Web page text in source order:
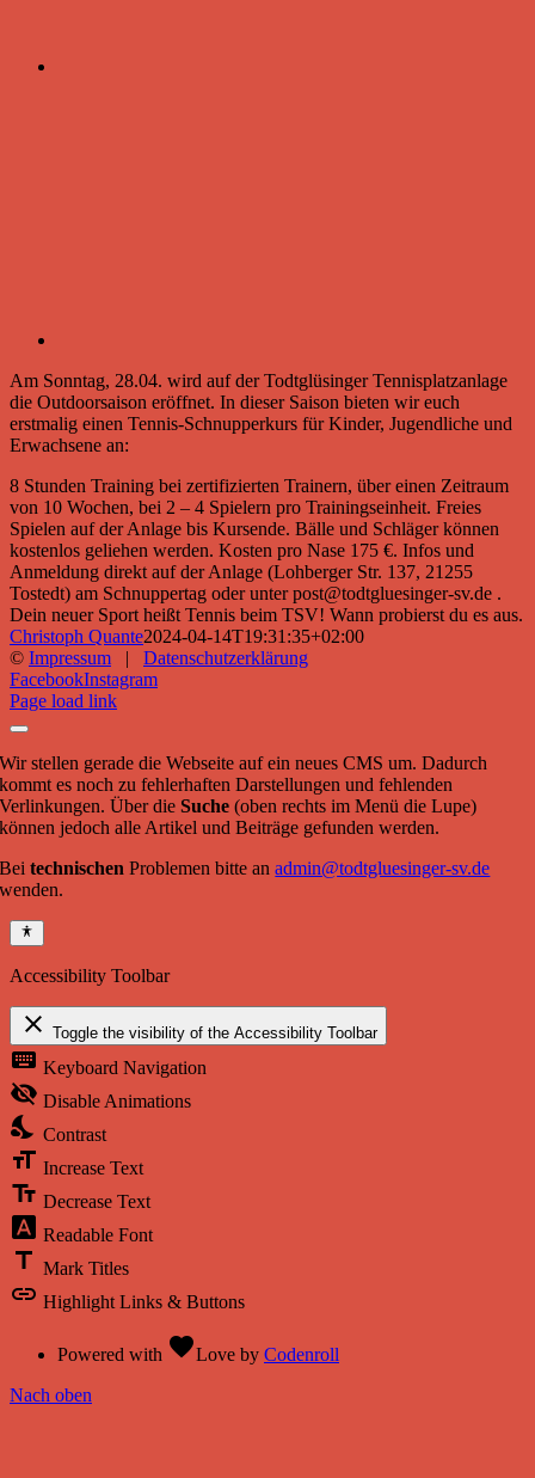
Am Sonntag, 28.04. wird auf der Todtglüsinger Tennisplatzanlage
die Outdoorsaison eröffnet. In dieser Saison bieten wir euch
erstmalig einen Tennis-Schnupperkurs für Kinder, Jugendliche und
Erwachsene an:
8 Stunden Training bei zertifizierten Trainern, über einen Zeitraum
von 10 Wochen, bei 2 – 4 Spielern pro Trainingseinheit. Freies
Spielen auf der Anlage bis Kursende. Bälle und Schläger können
kostenlos geliehen werden. Kosten pro Nase 175 €. Infos und
Anmeldung direkt auf der Anlage (Lohberger Str. 137, 21255
Tostedt) am Schnuppertag oder unter post@todtgluesinger-sv.de .
Dein neuer Sport heißt Tennis beim TSV! Wann probierst du es aus.
Christoph Quante2024-04-14T19:31:35+02:00
© Impressum | Datenschutzerklärung
FacebookInstagram
Page load link
Wir stellen gerade die Webseite auf ein neues CMS um. Dadurch
kommt es noch zu fehlerhaften Darstellungen und fehlenden
Verlinkungen. Über dieSuche (oben rechts im Menü die Lupe)
können jedoch alle Artikel und Beiträge gefunden werden.
Beitechnischen Problemen bitte anadmin@todtgluesinger-sv.de
wenden.
Accessibility Toolbar
close Toggle the visibility of the Accessibility Toolbar
keyboard Keyboard Navigation
visibility_off Disable Animations
nights_stay Contrast
format_size Increase Text
text_fields Decrease Text
font_download Readable Font
title Mark Titles
link Highlight Links & Buttons
Powered with favoriteLove by Codenroll
Nach oben